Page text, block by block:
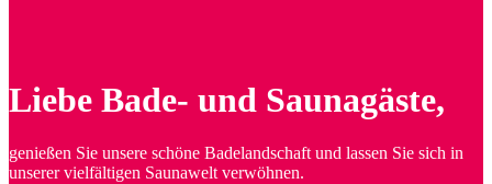
Liebe Bade- und Saunagäste,
genießen Sie unsere schöne Badelandschaft und lassen Sie sich in
unserer vielfältigen Saunawelt verwöhnen.